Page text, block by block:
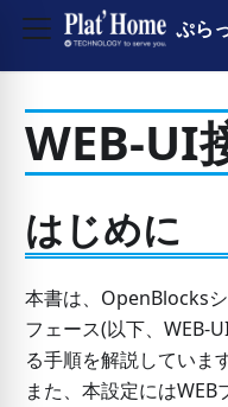
ぷら
WEB-UI
はじめに
本書は、OpenBlocks
フェース(以下、WEB-
る手順を解説しています
また、本設定には